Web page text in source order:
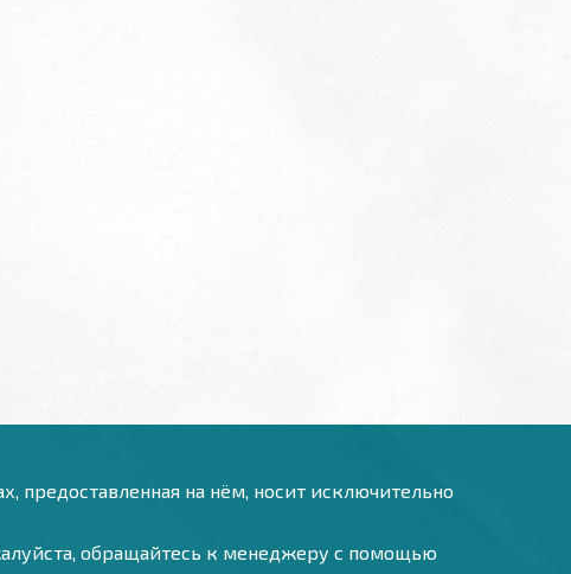
предоставленная на нём, носит исключительно
обращайтесь к менеджеру с помощью